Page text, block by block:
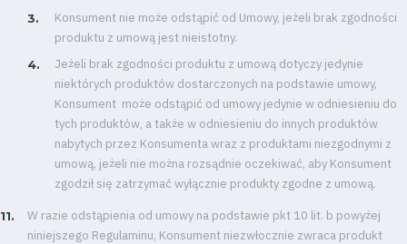
Konsument nie może odstąpić od Umowy, jeżeli brak zgodności
produktu z umową jest nieistotny.
Jeżeli brak zgodności produktu z umową dotyczy jedynie
niektórych produktów dostarczonych na podstawie umowy,
Konsument może odstąpić od umowy jedynie w odniesieniu do
tych produktów, a także w odniesieniu do innych produktów
nabytych przez Konsumenta wraz z produktami niezgodnymi z
umową, jeżeli nie można rozsądnie oczekiwać, aby Konsument
zgodził się zatrzymać wyłącznie produkty zgodne z umową.
W razie odstąpienia od umowy na podstawie pkt 10 lit. b powyżej
niniejszego Regulaminu, Konsument niezwłocznie zwraca produkt